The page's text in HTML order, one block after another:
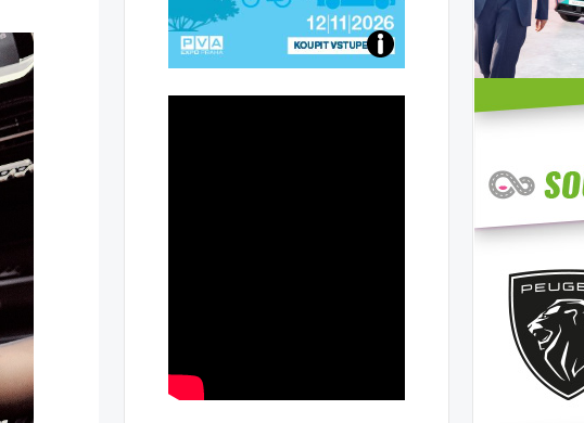
Přijďte